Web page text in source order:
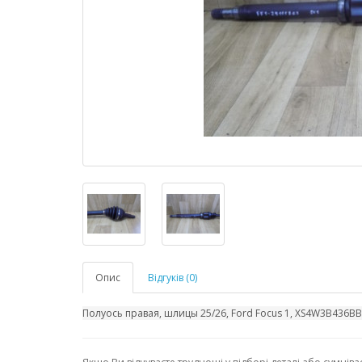
Опис Відгуків (0)
Полуось правая, шлицы 25/26, Ford Focus 1, XS4W3B436BB